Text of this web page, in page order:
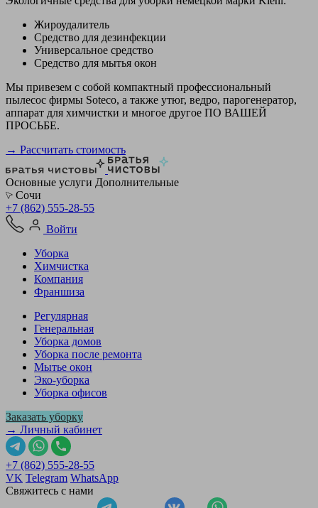
Жироудалитель
Средство для дезинфекции
Универсальное средство
Средство для мытья окон
Мы привезем с собой компактный профессиональный
пылесос фирмы Soteco, а также утюг, ведро, парогенератор,
аппарат для химчистки и многое другое ПО ВАШЕЙ
ПРОСЬБЕ.
→ Рассчитать стоимость
Основные услуги Дополнительные
Сочи
+7 (862) 555-28-55
Войти
Уборка
Химчистка
Компания
Франшиза
Регулярная
Генеральная
Уборка домов
Уборка после ремонта
Мытье окон
Эко-уборка
Уборка офисов
Заказать уборку
→ Личный кабинет
+7 (862) 555-28-55
VK Telegram WhatsApp
Свяжитесь с нами